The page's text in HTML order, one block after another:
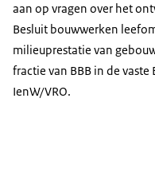
aan op vragen over het
Besluit bouwwerken
milieuprestatie van
fractie van BBB in de
IenW/VRO.